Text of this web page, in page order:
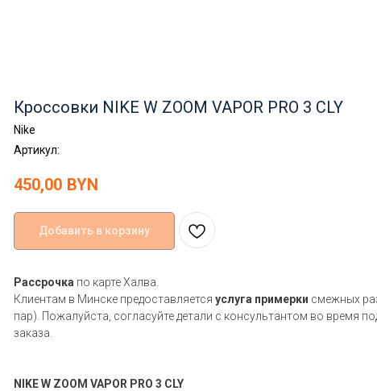
Кроссовки NIKE W ZOOM VAPOR PRO 3 CLY
Nike
Артикул:
450,00 BYN
Добавить в корзину
Рассрочка по карте Халва.
Клиентам в Минске предоставляется услуга примерки смежных
пар). Пожалуйста, согласуйте детали с консультантом во время
заказа.
NIKE W ZOOM VAPOR PRO 3 CLY